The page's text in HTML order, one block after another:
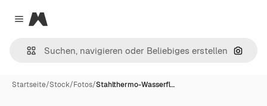
Close menu
Magnific
Nach
Startseite/Stock/Fotos/Stahlthermo-Wasserfl…